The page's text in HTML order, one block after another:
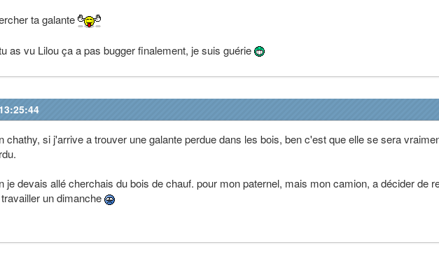
ta galante
as vu Lilou ça a pas bugger finalement, je suis guérie
chathy, si j'arrive a trouver une galante perdue dans les bois, ben c'est que elle se sera
je devais allé cherchais du bois de chauf. pour mon paternel, mais mon camion, a décider de
un dimanche